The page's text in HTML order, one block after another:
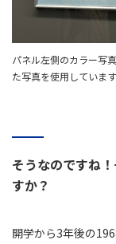
パネル左側のカラー写
た写真を使用しています
そうなのですね
すか？
開学から3年後の